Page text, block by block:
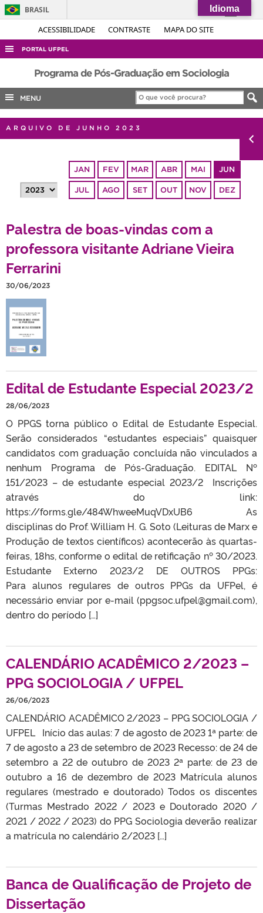
ACESSIBILIDADE CONTRASTE MAPA DO SITE
BRASIL
Simplifique!
Acesso à informação
Legislação
Canais
PORTAL UFPEL
ACESSO À INFORMAÇÃO
AUDITORIA
COBALTO
CONCURSOS
OUVIDORIA
TELEFONES
Programa de Pós-Graduação em Sociologia
MENU
ARQUIVO DE JUNHO 2023
JAN FEV MAR ABR MAI JUN
JUL AGO SET OUT NOV DEZ
Palestra de boas-vindas com a
professora visitante Adriane Vieira
Ferrarini
30/06/2023
Edital de Estudante Especial 2023/2
28/06/2023
O PPGS torna público o Edital de Estudante Especial.
Serão considerados “estudantes especiais” quaisquer
candidatos com graduação concluída não vinculados a
nenhum Programa de Pós-Graduação. EDITAL Nº
151/2023 – de estudante especial 2023/2 Inscrições
através do link:
https://forms.gle/484WhweeMuqVDxUB6 As
disciplinas do Prof. William H. G. Soto (Leituras de Marx e
Produção de textos científicos) acontecerão às quartas-
feiras, 18hs, conforme o edital de retificação nº 30/2023.
Estudante Externo 2023/2 DE OUTROS PPGs:
Para alunos regulares de outros PPGs da UFPel, é
necessário enviar por e-mail (ppgsoc.ufpel@gmail.com),
dentro do período […]
CALENDÁRIO ACADÊMICO 2/2023 –
PPG SOCIOLOGIA / UFPEL
26/06/2023
CALENDÁRIO ACADÊMICO 2/2023 – PPG SOCIOLOGIA /
UFPEL Início das aulas: 7 de agosto de 2023 1ª parte: de
7 de agosto a 23 de setembro de 2023 Recesso: de 24 de
setembro a 22 de outubro de 2023 2ª parte: de 23 de
outubro a 16 de dezembro de 2023 Matrícula alunos
regulares (mestrado e doutorado) Todos os discentes
(Turmas Mestrado 2022 / 2023 e Doutorado 2020 /
2021 / 2022 / 2023) do PPG Sociologia deverão realizar
a matrícula no calendário 2/2023 […]
Banca de Qualificação de Projeto de
Dissertação
Idioma